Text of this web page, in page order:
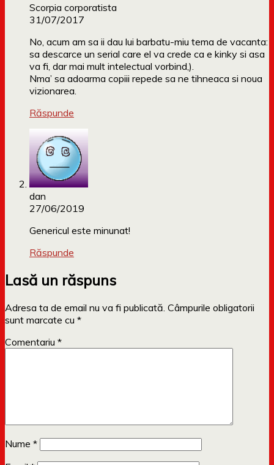
Scorpia corporatista
31/07/2017
No, acum am sa ii dau lui barbatu-miu tema de vacanta:
sa descarce un serial care el va crede ca e kinky si asa
va fi, dar mai mult intelectual vorbind,).
Nma’ sa adoarma copiii repede sa ne tihneaca si noua
vizionarea.
Răspunde
dan
27/06/2019
Genericul este minunat!
Răspunde
Lasă un răspuns
Adresa ta de email nu va fi publicată. Câmpurile obligatorii
sunt marcate cu *
Comentariu *
Nume *